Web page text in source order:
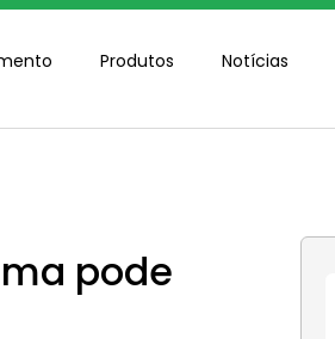
Produtos Notícias
pode